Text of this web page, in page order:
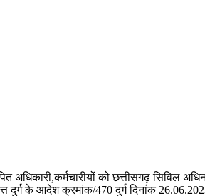
अधिकारी,कर्मचारीयों को छत्तीसगढ़ सिविल
दुर्ग के आदेश क्रमांक/470 दुर्ग दिनांक